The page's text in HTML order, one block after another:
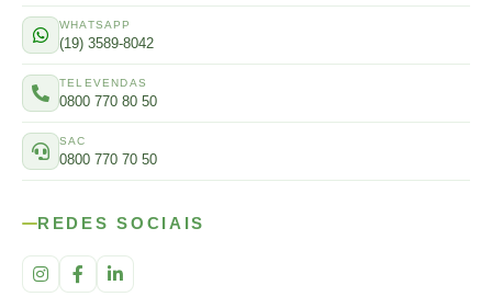
WHATSAPP
(19) 3589-8042
TELEVENDAS
0800 770 80 50
SAC
0800 770 70 50
REDES SOCIAIS